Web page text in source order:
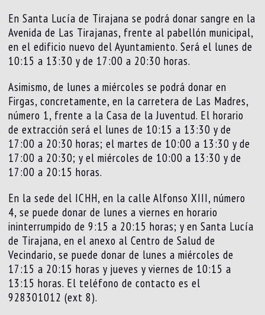
En Santa Lucía de Tirajana se podrá donar sangre en la
Avenida de Las Tirajanas, frente al pabellón municipal,
en el edificio nuevo del Ayuntamiento. Será el lunes de
10:15 a 13:30 y de 17:00 a 20:30 horas.
Asimismo, de lunes a miércoles se podrá donar en
Firgas, concretamente, en la carretera de Las Madres,
número 1, frente a la Casa de la Juventud. El horario
de extracción será el lunes de 10:15 a 13:30 y de
17:00 a 20:30 horas; el martes de 10:00 a 13:30 y de
17:00 a 20:30; y el miércoles de 10:00 a 13:30 y de
17:00 a 20:15 horas.
En la sede del ICHH, en la calle Alfonso XIII, número
4, se puede donar de lunes a viernes en horario
ininterrumpido de 9:15 a 20:15 horas; y en Santa Lucía
de Tirajana, en el anexo al Centro de Salud de
Vecindario, se puede donar de lunes a miércoles de
17:15 a 20:15 horas y jueves y viernes de 10:15 a
13:15 horas. El teléfono de contacto es el
928301012 (ext 8).